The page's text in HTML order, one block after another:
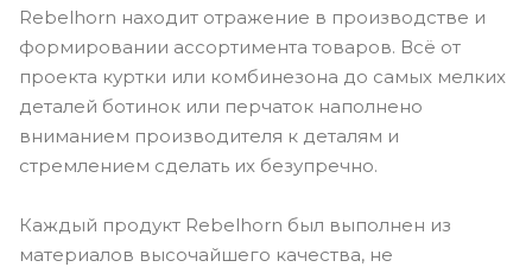
Rebelhorn находит отражение в производстве и
формировании ассортимента товаров. Всё от
проекта куртки или комбинезона до самых мелких
деталей ботинок или перчаток наполнено
вниманием производителя к деталям и
стремлением сделать их безупречно.
Каждый продукт Rebelhorn был выполнен из
материалов высочайшего качества, не